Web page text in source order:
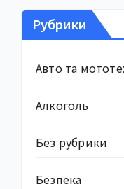
Рубрики
Авто та
Алкоголь
Без рубрики
Безпека